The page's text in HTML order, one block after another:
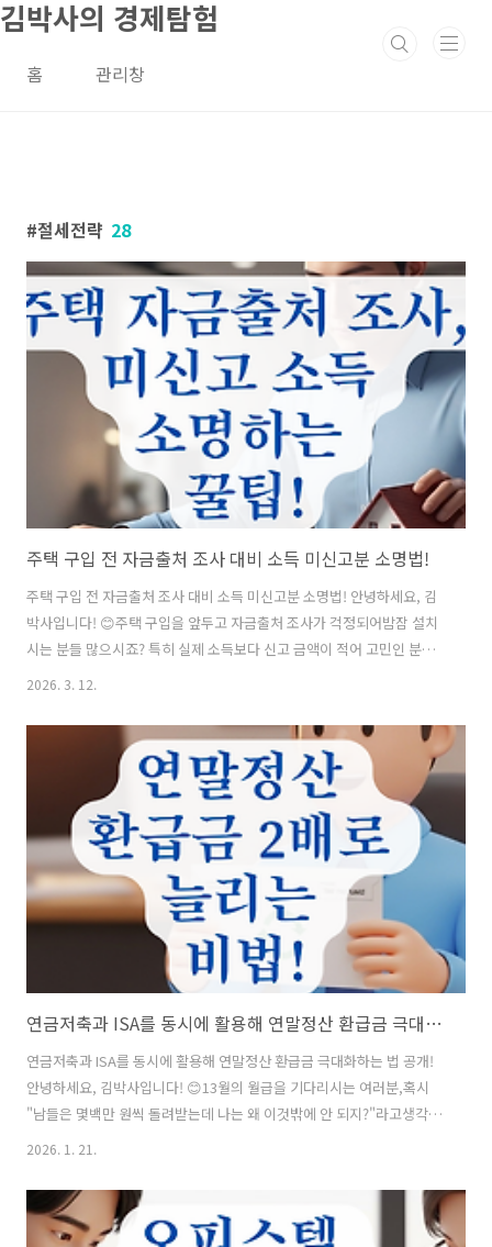
본문 바로가기
김박사의 경제탐험
홈 관리창
절세전략 28
주택 구입 전 자금출처 조사 대비 소득 미신고분 소명법!
주택 구입 전 자금출처 조사 대비 소득 미신고분 소명법! 안녕하세요, 김
박사입니다! 😊주택 구입을 앞두고 자금출처 조사가 걱정되어밤잠 설치
시는 분들 많으시죠? 특히 실제 소득보다 신고 금액이 적어 고민인 분들
을 위해,안전하게 자금을 소명하고 세무 리스크를 줄이는실전 전략을 정
시스템의 이해 🤔소득 미신고분을 자금으로 인정받는 법 🛠가족 간 차용
증 활용 및 주의사항 ⭐2026년 자금조달계획서 작성 핵심 🔍세무조사 방
어를 위한 자금 설계 가이드 📊자주 묻는 질문 (FAQ) ❓ 그럼 먼저, 국세
청이 어떤 기준으로 우리를 지켜보는지 PCI 시스템부터 알아볼까요?자
금출처 조사와 PCI 시스템의 이해 🤔국세청은 PCI(Propert..
2026. 3. 12.
연금저축과 ISA를 동시에 활용해 연말정산 환급금 극대화하는 법 공개!
연금저축과 ISA를 동시에 활용해 연말정산 환급금 극대화하는 법 공개!
안녕하세요, 김박사입니다! 😊13월의 월급을 기다리시는 여러분,혹시
"남들은 몇백만 원씩 돌려받는데 나는 왜 이것밖에 안 되지?"라고생각해
보신 적 없으신가요? 오늘은 연금저축과 ISA(개인종합자산관리계좌)를
시크릿'을 낱낱이 공개해 드릴게요.바로 시작해볼까요? 📋 목차절세의
기본: 연금계좌 공제 한도 완전 정복 📊ISA 만기 자금의 마법: 추가 300
2026. 1. 21.